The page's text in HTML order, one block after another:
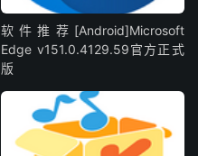
软件推荐[Android]Microsoft
Edge v151.0.4129.59官方正式
版